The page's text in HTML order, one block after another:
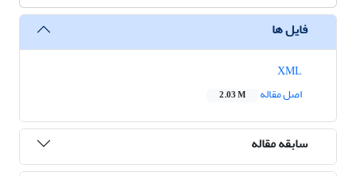
فایل ها
اصل مقاله
2.03 M
سابقه مقاله